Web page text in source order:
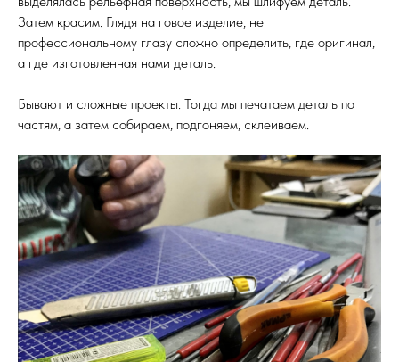
Затем красим. Глядя на говое изделие, не
профессиональному глазу сложно определить, где оригинал,
а где изготовленная нами деталь.
Бывают и сложные проекты. Тогда мы печатаем деталь по
частям, а затем собираем, подгоняем, склеиваем.